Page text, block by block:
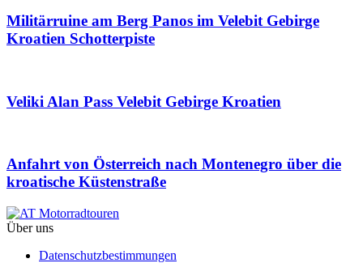
Militärruine am Berg Panos im Velebit Gebirge
Kroatien Schotterpiste
Veliki Alan Pass Velebit Gebirge Kroatien
Anfahrt von Österreich nach Montenegro über die
kroatische Küstenstraße
Über uns
Datenschutzbestimmungen